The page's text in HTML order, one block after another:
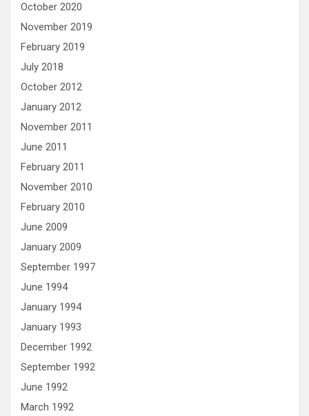
October 2020
November 2019
February 2019
July 2018
October 2012
January 2012
November 2011
June 2011
February 2011
November 2010
February 2010
June 2009
January 2009
September 1997
June 1994
January 1994
January 1993
December 1992
September 1992
June 1992
March 1992